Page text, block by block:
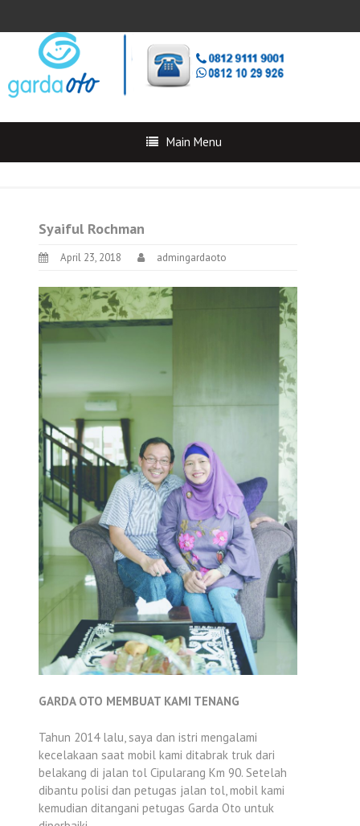
Main Menu
Syaiful Rochman
April 23, 2018 admingardaoto
GARDA OTO MEMBUAT KAMI TENANG
Tahun 2014 lalu, saya dan istri mengalami
kecelakaan saat mobil kami ditabrak truk dari
belakang di jalan tol Cipularang Km 90. Setelah
dibantu polisi dan petugas jalan tol, mobil kami
kemudian ditangani petugas Garda Oto untuk